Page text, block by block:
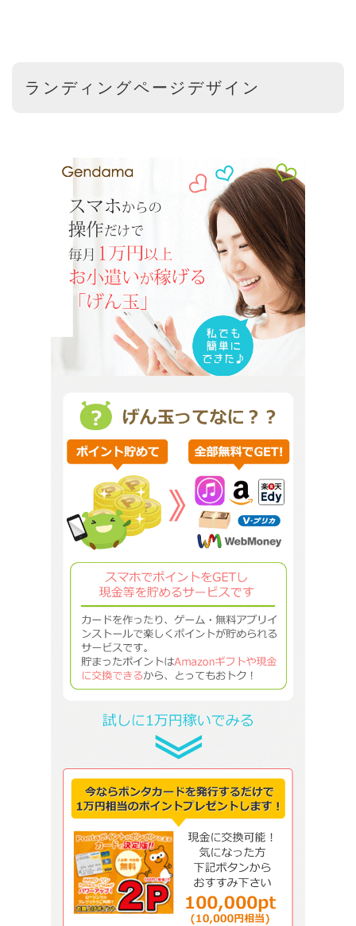
ランディングページデザイン